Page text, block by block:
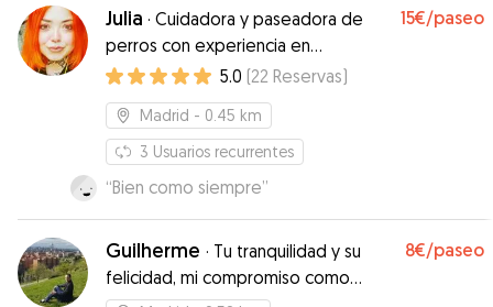
Julia · Cuidadora y paseadora de
perros con experiencia en
peluquería canina
15€/paseo
5.0 (22 Reservas)
Madrid - 0.45 km
3 Usuarios recurrentes
“Bien como siempre”
Guilherme · Tu tranquilidad y su
felicidad, mi compromiso como
8€/paseo